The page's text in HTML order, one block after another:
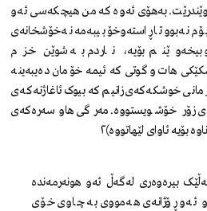
بەهۆی ئەوە کە من هیچکەسی ئەو
بۆم نەبوو تا ڕاستەوخۆ بیبەمە نەخۆشخانەی
و بیخەوێنم بۆیە، ناردم بە شوێن خزم
هات و گوتی کە ئیمە خۆمان دەیبەینە
خوشکەکەی زانیم کە بیوک‌ئاغا ژنەکەی
زۆر خۆشویستووە. مەرگی هاوسەرەکەی
بۆیە ئاوای لێهاتووە)٢
بیرەوەری لەگەڵ ئەو هونەرمەندە
و ئەو ڕۆژانەی هەمووی بە چاوی خۆی